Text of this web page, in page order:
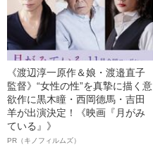
《渡辺淳一原作＆娘・渡邉直子
監督》“女性の性”を真摯に描く意
欲作に黒木瞳・西岡德馬・吉田
羊が出演決定！《映画『月がみ
ている』》
PR（キノフィルムズ）